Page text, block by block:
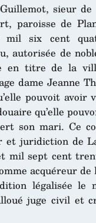
sieur
paroisse de
six cent
autorisée de
en titre de la
dame Jeanne
pouvoit
qu’elle
son mari. Ce
et juridiction de
mil sept cent
acquéreur
légalisée le
juge civil et